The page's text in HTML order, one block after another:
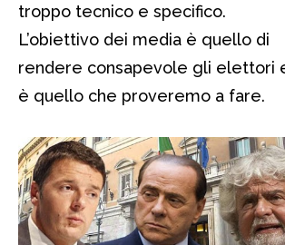
troppo tecnico e specifico.
L’obiettivo dei media è quello di
rendere consapevole gli elettori
è quello che proveremo a fare.